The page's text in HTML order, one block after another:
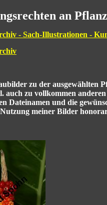
an
- Sach-Illustrationen -
zu der
auch zu vollkommen
Dateinamen und die
Nutzung meiner Bilder